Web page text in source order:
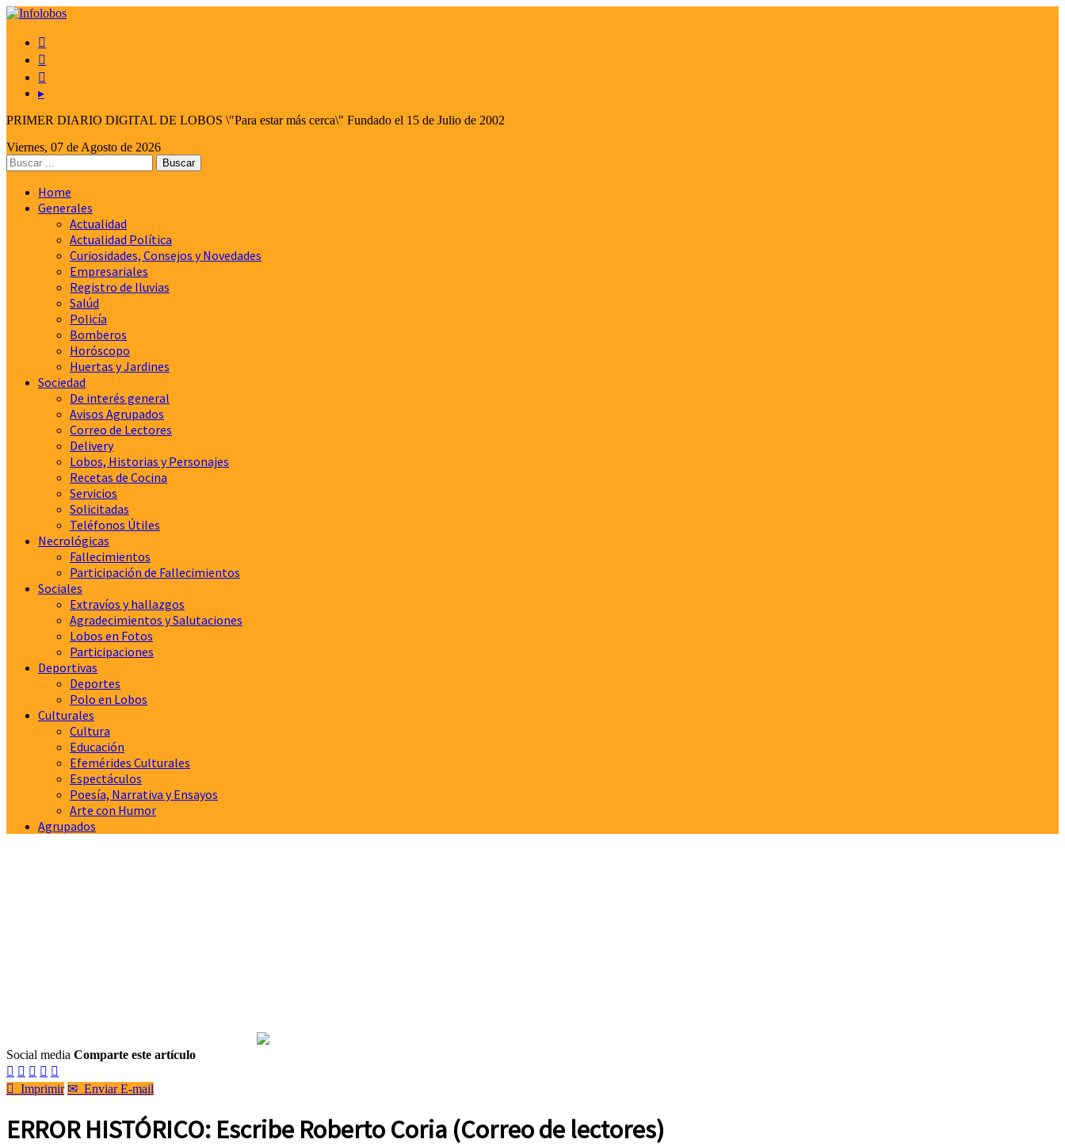



▸
PRIMER DIARIO DIGITAL DE LOBOS \"Para estar más cerca\" Fundado el 15 de Julio de 2002
Viernes, 07 de Agosto de 2026
Home
Generales
Actualidad
Actualidad Política
Curiosidades, Consejos y Novedades
Empresariales
Registro de lluvias
Salúd
Policía
Bomberos
Horóscopo
Huertas y Jardines
Sociedad
De interés general
Avisos Agrupados
Correo de Lectores
Delivery
Lobos, Historias y Personajes
Recetas de Cocina
Servicios
Solicitadas
Teléfonos Útiles
Necrológicas
Fallecimientos
Participación de Fallecimientos
Sociales
Extravíos y hallazgos
Agradecimientos y Salutaciones
Lobos en Fotos
Participaciones
Deportivas
Deportes
Polo en Lobos
Culturales
Cultura
Educación
Efemérides Culturales
Espectáculos
Poesía, Narrativa y Ensayos
Arte con Humor
Agrupados
Social media Comparte este artículo
    
 Imprimir ✉ Enviar E-mail
ERROR HISTÓRICO: Escribe Roberto Coria (Correo de lectores)